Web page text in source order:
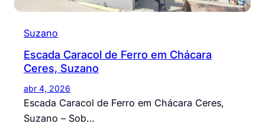
Suzano
Escada Caracol de Ferro em Chácara
Ceres, Suzano
abr 4, 2026
Escada Caracol de Ferro em Chácara Ceres,
Suzano – Sob…